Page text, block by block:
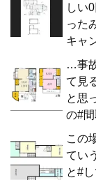
しい
った
キャ
…事
て見
と思
の#間
この
てい
と#